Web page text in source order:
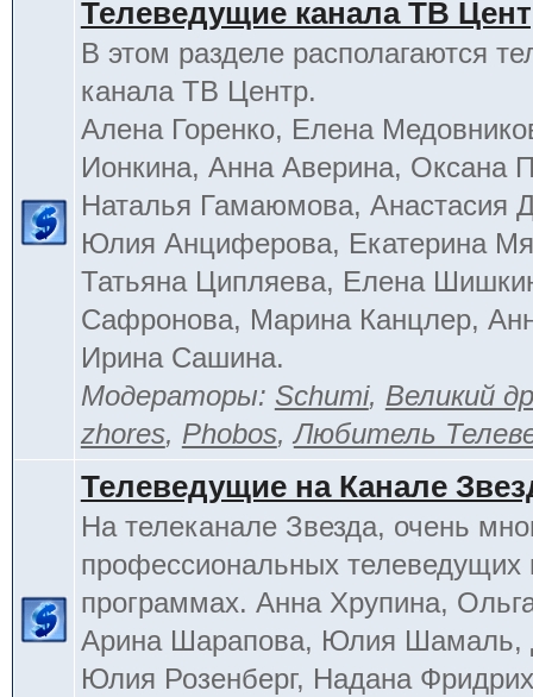
Телеведущие канала ТВ
В этом разделе располагаются
канала ТВ Центр.
Алена Горенко, Елена
Ионкина, Анна Аверина, Оксана
Наталья Гамаюмова, Анастасия
Юлия Анциферова, Екатерина
Татьяна Ципляева, Елена
Сафронова, Марина Канцлер,
Ирина Сашина.
Модераторы: Schumi, Великий
zhores, Phobos,Любитель
Телеведущие на Канале
На телеканале Звезда, очень
профессиональных телеведущих
программах. Анна Хрупина,
Арина Шарапова, Юлия Шамаль,
Юлия Розенберг, Надана